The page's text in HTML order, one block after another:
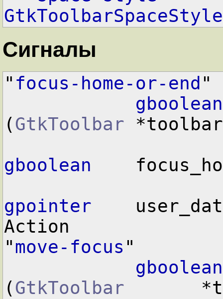
GtkToolbarSpaceStyle
Сигналы
" focus-home-or-end "
gboolean
(GtkToolbar
gboolean
gpointer
Action
"move-focus "
gboolean
(GtkToolbar